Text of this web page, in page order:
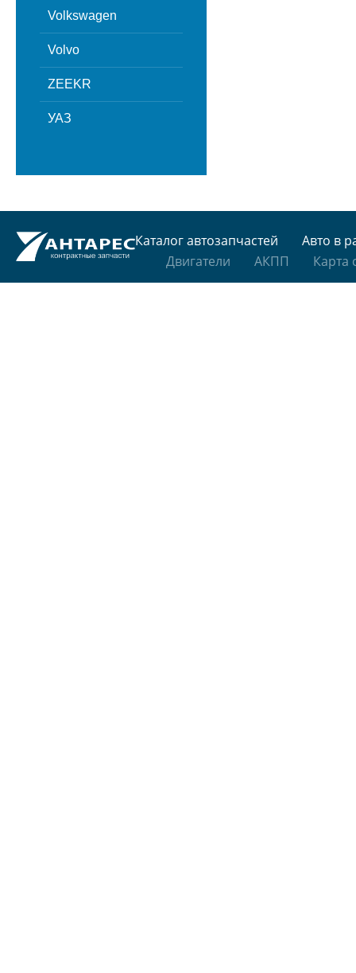
Volkswagen
Volvo
ZEEKR
УАЗ
Каталог автозапчастей
Авто в
Двигатели
АКПП Карта